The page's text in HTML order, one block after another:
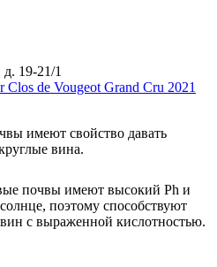
19-21/1
имеют свойство давать
вина.
почвы имеют высокий Ph и
поэтому способствуют
с выраженной кислотностью.